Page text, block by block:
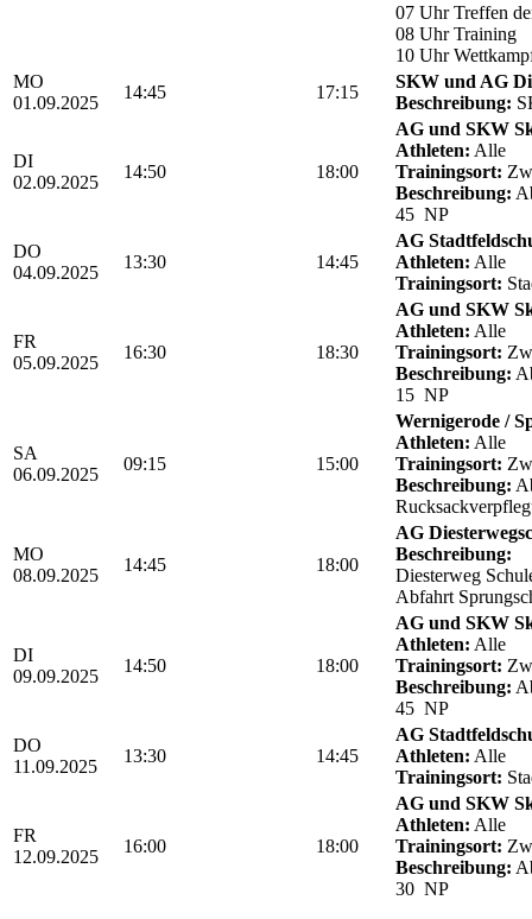
07 Uhr Treffen
08 Uhr Training
10 Uhr
MO
01.09.2025
14:45 17:15
SKW und AG
Beschreibung:
DI
02.09.2025
14:50 18:00
AG und SKW
Athleten: Alle
Trainingsort:
Beschreibung:
45 NP
DO
04.09.2025
13:30 14:45
AG
Athleten: Alle
Trainingsort:
FR
05.09.2025
16:30 18:30
AG und SKW
Athleten: Alle
Trainingsort:
Beschreibung:
15 NP
SA
06.09.2025
09:15 15:00
Wernigerode /
Athleten: Alle
Trainingsort:
Beschreibung:
MO
08.09.2025
14:45 18:00
AG
Beschreibung:
Diesterweg
Abfahrt
DI
09.09.2025
14:50 18:00
AG und SKW
Athleten: Alle
Trainingsort:
Beschreibung:
45 NP
DO
11.09.2025
13:30 14:45
AG
Athleten: Alle
Trainingsort:
FR
12.09.2025
16:00 18:00
AG und SKW
Athleten: Alle
Trainingsort:
Beschreibung:
30 NP